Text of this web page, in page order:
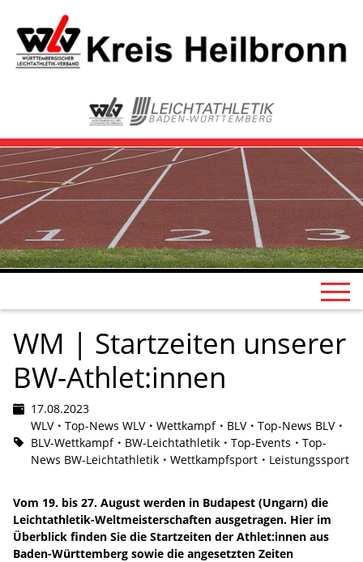
WM | Startzeiten unserer
BW-Athlet:innen
17.08.2023
WLV
Top-News WLV Wettkampf BLV
Top-News BLV
BLV-Wettkampf
BW-Leichtathletik Top-Events
Top-
News BW-Leichtathletik
Wettkampfsport Leistungssport
Vom 19. bis 27. August werden in Budapest (Ungarn) die
Leichtathletik-Weltmeisterschaften ausgetragen. Hier im
Überblick finden Sie die Startzeiten der Athlet:innen aus
Baden-Württemberg sowie die angesetzten Zeiten